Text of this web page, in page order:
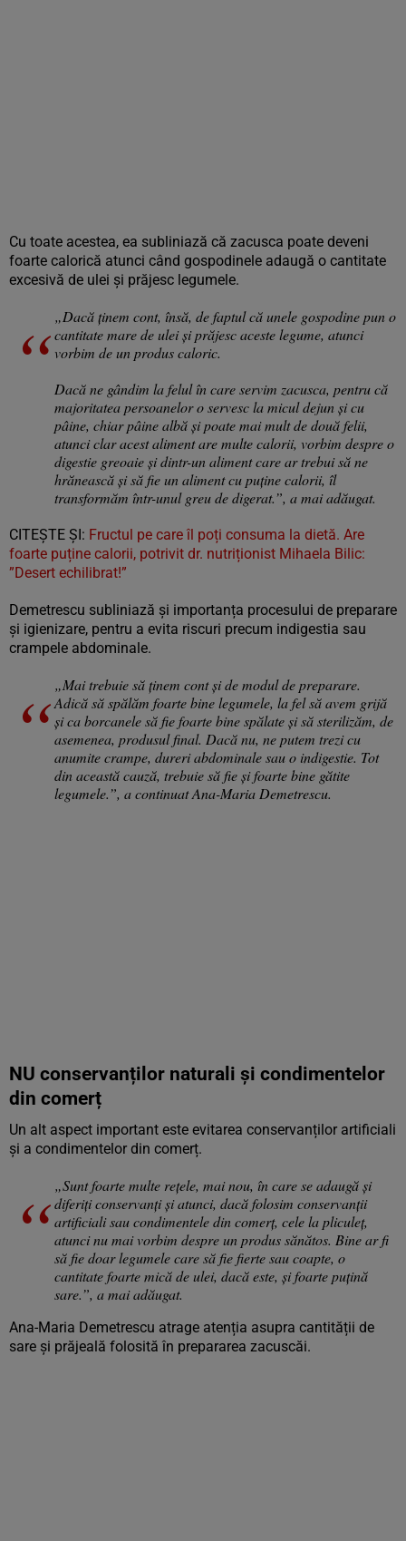
Cu toate acestea, ea subliniază că zacusca poate deveni
foarte calorică atunci când gospodinele adaugă o cantitate
excesivă de ulei și prăjesc legumele.
„Dacă ținem cont, însă, de faptul că unele gospodine pun o
cantitate mare de ulei și prăjesc aceste legume, atunci
vorbim de un produs caloric.
Dacă ne gândim la felul în care servim zacusca, pentru că
majoritatea persoanelor o servesc la micul dejun și cu
pâine, chiar pâine albă și poate mai mult de două felii,
atunci clar acest aliment are multe calorii, vorbim despre o
digestie greoaie și dintr-un aliment care ar trebui să ne
hrănească și să fie un aliment cu puține calorii, îl
transformăm într-unul greu de digerat.”, a mai adăugat.
CITEȘTE ȘI: Fructul pe care îl poți consuma la dietă. Are
foarte puține calorii, potrivit dr. nutriționist Mihaela Bilic:
”Desert echilibrat!”
Demetrescu subliniază și importanța procesului de preparare
și igienizare, pentru a evita riscuri precum indigestia sau
crampele abdominale.
„Mai trebuie să ținem cont și de modul de preparare.
Adică să spălăm foarte bine legumele, la fel să avem grijă
și ca borcanele să fie foarte bine spălate și să sterilizăm, de
asemenea, produsul final. Dacă nu, ne putem trezi cu
anumite crampe, dureri abdominale sau o indigestie. Tot
din această cauză, trebuie să fie și foarte bine gătite
legumele.”, a continuat Ana-Maria Demetrescu.
NU conservanților naturali și condimentelor
din comerț
Un alt aspect important este evitarea conservanților artificiali
și a condimentelor din comerț.
„Sunt foarte multe rețele, mai nou, în care se adaugă și
diferiți conservanți și atunci, dacă folosim conservanții
artificiali sau condimentele din comerț, cele la pliculeț,
atunci nu mai vorbim despre un produs sănătos. Bine ar fi
să fie doar legumele care să fie fierte sau coapte, o
cantitate foarte mică de ulei, dacă este, și foarte puțină
sare.”, a mai adăugat.
Ana-Maria Demetrescu atrage atenția asupra cantității de
sare și prăjeală folosită în prepararea zacuscăi.